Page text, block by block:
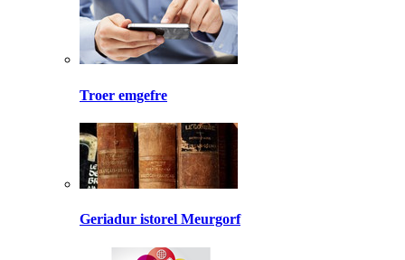
Troer emgefre
Geriadur istorel Meurgorf